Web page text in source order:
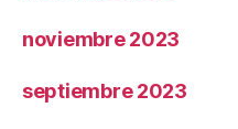
noviembre 2023
septiembre 2023